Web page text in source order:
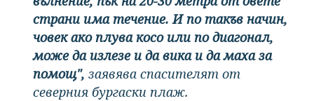
страни има течение. И по такъв начин,
човек ако плува косо или по диагонал,
може да излезе и да вика и да маха за
помощ", заявява спасителят от
северния бургаски плаж.